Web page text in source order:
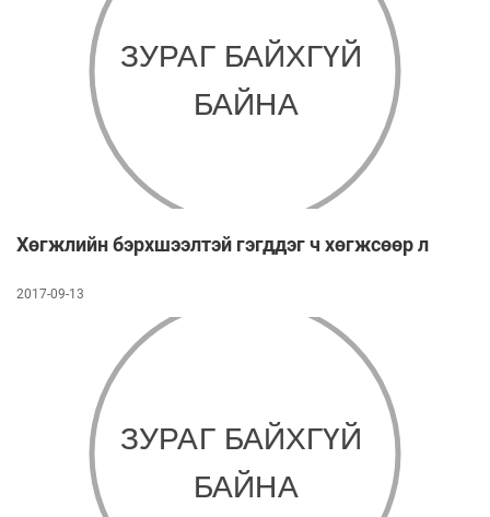
Хөгжлийн бэрхшээлтэй гэгддэг ч хөгжсөөр л
2017-09-13